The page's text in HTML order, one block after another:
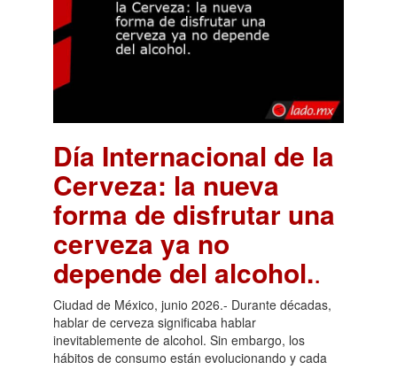
Día Internacional de la
Cerveza: la nueva
forma de disfrutar una
cerveza ya no
depende del alcohol..
Ciudad de México, junio 2026.- Durante décadas,
hablar de cerveza significaba hablar
inevitablemente de alcohol. Sin embargo, los
hábitos de consumo están evolucionando y cada